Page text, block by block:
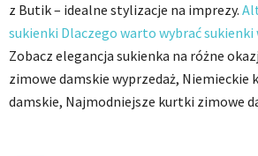
z Butik – idealne stylizacje na imprezy.
sukienki Dlaczego warto wybrać
Zobacz elegancja sukienka na różne
zimowe damskie wyprzedaż, Niemieckie
damskie, Najmodniejsze kurtki zimowe